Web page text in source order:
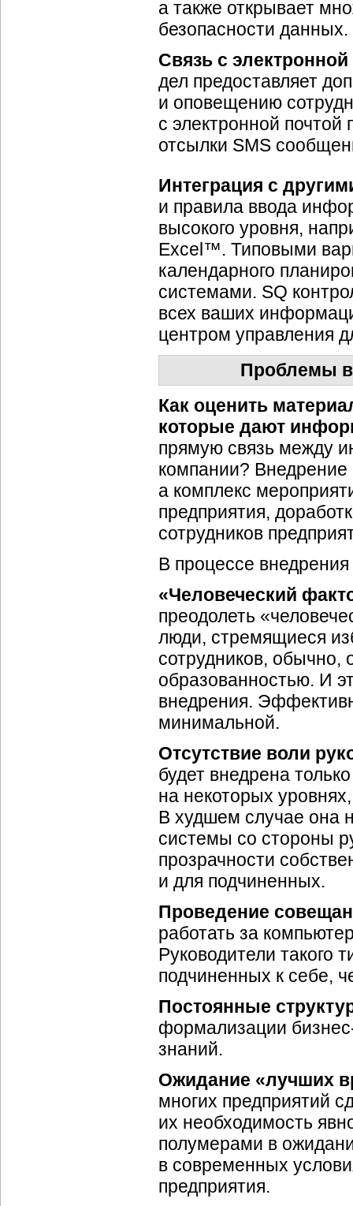
а также открывает
безопасности данных.
Связь с электронной
дел предоставляет
и оповещению
с электронной
отсылки SMS
Интеграция с
и правила ввода
высокого уровня,
Excel™. Типовыми
календарного
системами. SQ
всех ваших
центром управления
Проблемы
Как оценить
которые дают
прямую связь между
компании?
а комплекс
предприятия,
сотрудников
В процессе
«Человеческий
преодолеть
люди, стремящиеся
сотрудников, обычно,
образованностью. И
внедрения.
минимальной.
Отсутствие воли
будет внедрена
на некоторых
В худшем случае она
системы со стороны
прозрачности
и для подчиненных.
Проведение
работать за
Руководители такого
подчиненных к себе,
Постоянные
формализации
знаний.
Ожидание «лучших
многих предприятий
их необходимость
полумерами в
в современных
предприятия.